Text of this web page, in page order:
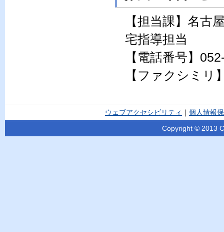
【担当課】名古
宅指導担当
【電話番号】
【ファクシミリ
ウェブアクセシビリティ 個人情報
Copyright © 2013